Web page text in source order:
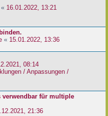
« 16.01.2022, 13:21
« 15.01.2022, 13:36
08:14
/ Anpassungen /
verwendbar für multiple
21:36